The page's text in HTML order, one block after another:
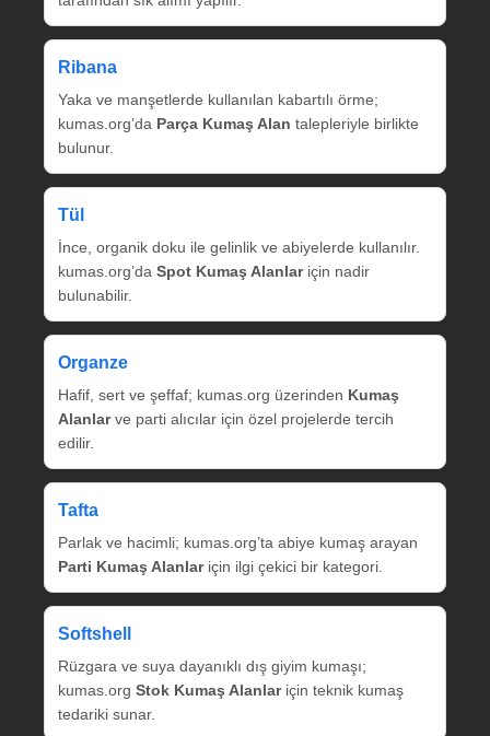
Ribana
Yaka ve manşetlerde kullanılan kabartılı örme;
kumas.org’da Parça Kumaş Alan talepleriyle birlikte
bulunur.
Tül
İnce, organik doku ile gelinlik ve abiyelerde kullanılır.
kumas.org’da Spot Kumaş Alanlariçin nadir
bulunabilir.
Organze
Hafif, sert ve şeffaf; kumas.org üzerinden Kumaş
Alanlarve parti alıcılar için özel projelerde tercih
edilir.
Tafta
Parlak ve hacimli; kumas.org’ta abiye kumaş arayan
Parti Kumaş Alanlariçin ilgi çekici bir kategori.
Softshell
Rüzgara ve suya dayanıklı dış giyim kumaşı;
kumas.org Stok Kumaş Alanlariçin teknik kumaş
tedariki sunar.